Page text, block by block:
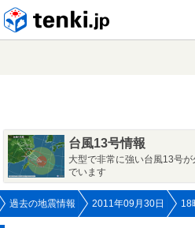
台風13号情報
大型で非常に強い台風13号
でいます
過去の地震情報 2011年09月30日 18